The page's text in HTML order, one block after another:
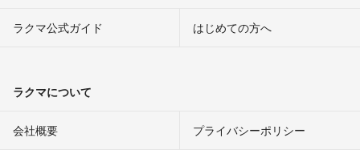
ラクマ公式ガイド はじめての方へ
ラクマについて
会社概要 プライバシーポリシー